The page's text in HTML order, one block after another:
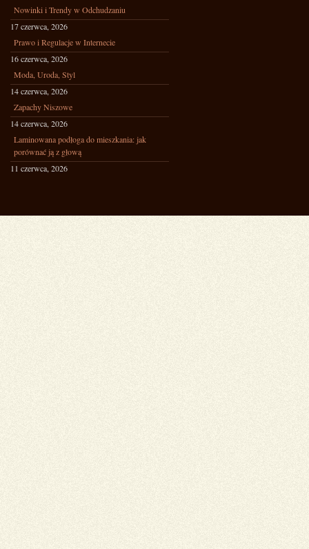
Nowinki i Trendy w Odchudzaniu
17 czerwca, 2026
Prawo i Regulacje w Internecie
16 czerwca, 2026
Moda, Uroda, Styl
14 czerwca, 2026
Zapachy Niszowe
14 czerwca, 2026
Laminowana podłoga do mieszkania: jak
porównać ją z głową
11 czerwca, 2026